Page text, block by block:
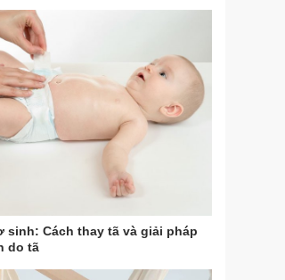
sinh: Cách thay tã và giải pháp
do tã